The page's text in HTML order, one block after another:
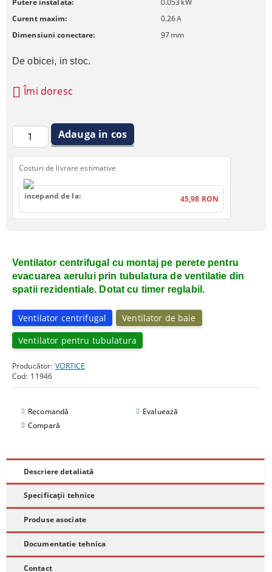
Ventilator centrifugal cu montaj pe perete pentru
evacuarea aerului prin tubulatura de ventilatie din
spatii rezidentiale. Dotat cu timer reglabil.
Ventilator centrifugal
Ventilator de baie
Ventilator pentru tubulatura
Producător: VORTICE
Cod: 11946
Recomandă
Evaluează
Compară
Curent maxim:
0.26A
Dimensiuni conectare:
97mm
De obicei, in stoc.
Îmi doresc
Costuri de livrare estimative
incepand de la: 45,98 RON
Descriere detaliată
Specificații tehnice
Produse asociate
Documentatie tehnica
Contact